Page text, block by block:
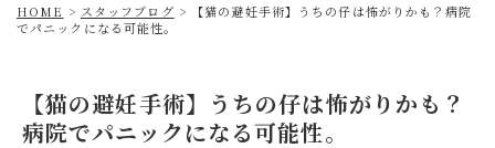
HOME > スタッフブログ >
【猫の避妊手術】うちの仔は怖がりかも？病院
でパニックになる可能性。
【猫の避妊手術】うちの仔は怖がりかも？
病院でパニックになる可能性。